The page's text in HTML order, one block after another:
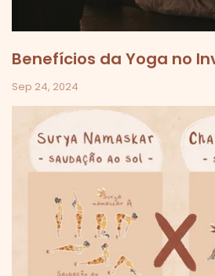
Benefícios da Yoga no
Sep 24, 2024